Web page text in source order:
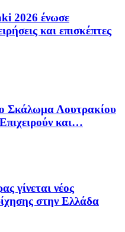
2026 ένωσε
και επισκέπτες
Σκάλωμα Λουτρακίου
και…
γίνεται νέος
στην Ελλάδα